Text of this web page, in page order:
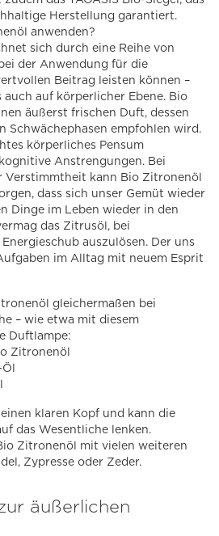
Herstellung garantiert.
anwenden?
sich durch eine Reihe von
der Anwendung für die
Beitrag leisten können –
auf körperlicher Ebene. Bio
äußerst frischen Duft, dessen
Schwächephasen empfohlen wird.
körperliches Pensum
Anstrengungen. Bei
Verstimmtheit kann Bio Zitronenöl
dass sich unser Gemüt wieder
Dinge im Leben wieder in den
das Zitrusöl, bei
auszulösen. Der uns
im Alltag mit neuem Esprit
gleichermaßen bei
– wie etwa mit diesem
Duftlampe:
Zitronenöl
Öl
klaren Kopf und kann die
das Wesentliche lenken.
Zitronenöl mit vielen weiteren
Zypresse oder Zeder.
äußerlichen